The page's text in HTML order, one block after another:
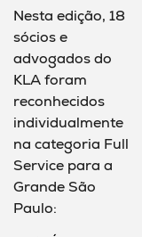
Nesta edição, 18
sócios e
advogados do
KLA foram
reconhecidos
individualmente
na categoria Full
Service para a
Grande São
Paulo: